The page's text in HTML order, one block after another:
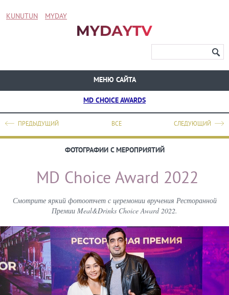
KUNUTUN MYDAY
МЕНЮ САЙТА
MD CHOICE AWARDS
ВСЕ
ПРЕДЫДУЩИЙ СЛЕДУЮЩИЙ
ФОТОГРАФИИ С МЕРОПРИЯТИЙ
MD Choice Award 2022
Смотрите яркий фотоотчет с церемонии вручения Ресторанной
Премии Meal&Drinks Choice Award 2022.